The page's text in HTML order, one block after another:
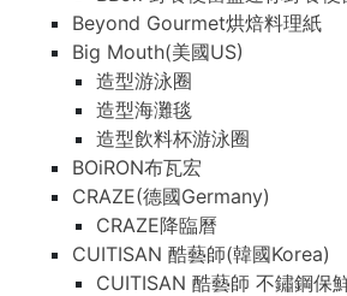
Beyond Gourmet烘焙料理紙
Big Mouth(美國US)
造型游泳圈
造型海灘毯
造型飲料杯游泳圈
BOiRON布瓦宏
CRAZE(德國Germany)
CRAZE降臨曆
CUITISAN 酷藝師(韓國Korea)
CUITISAN 酷藝師 不鏽鋼保